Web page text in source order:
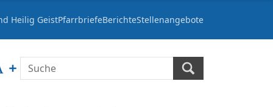
Heilig GeistPfarrbriefeBerichteStellenangebote